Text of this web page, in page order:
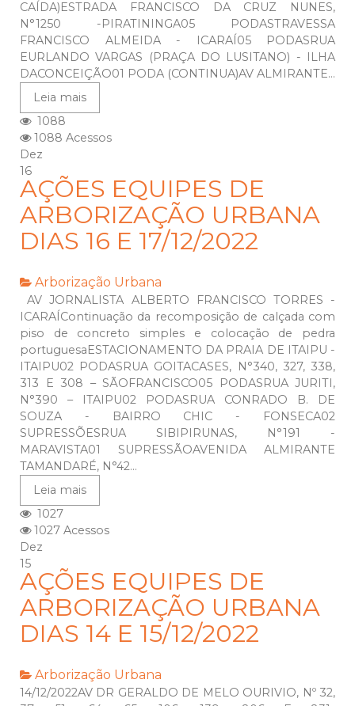
CAÍDA)ESTRADA FRANCISCO DA CRUZ NUNES,
N°1250 -PIRATININGA05 PODASTRAVESSA
FRANCISCO ALMEIDA - ICARAÍ05 PODASRUA
EURLANDO VARGAS (PRAÇA DO LUSITANO) - ILHA
DACONCEIÇÃO01 PODA (CONTINUA)AV ALMIRANTE...
Leia mais
1088
1088 Acessos
Dez
16
AÇÕES EQUIPES DE
ARBORIZAÇÃO URBANA
DIAS 16 E 17/12/2022
Arborização Urbana
AV JORNALISTA ALBERTO FRANCISCO TORRES -
ICARAÍContinuação da recomposição de calçada com
piso de concreto simples e colocação de pedra
portuguesaESTACIONAMENTO DA PRAIA DE ITAIPU -
ITAIPU02 PODASRUA GOITACASES, N°340, 327, 338,
313 E 308 – SÃOFRANCISCO05 PODASRUA JURITI,
N°390 – ITAIPU02 PODASRUA CONRADO B. DE
SOUZA - BAIRRO CHIC - FONSECA02
SUPRESSÕESRUA SIBIPIRUNAS, N°191 -
MARAVISTA01 SUPRESSÃOAVENIDA ALMIRANTE
TAMANDARÉ, N°42...
Leia mais
1027
1027 Acessos
Dez
15
AÇÕES EQUIPES DE
ARBORIZAÇÃO URBANA
DIAS 14 E 15/12/2022
Arborização Urbana
14/12/2022AV DR GERALDO DE MELO OURIVIO, Nº 32,